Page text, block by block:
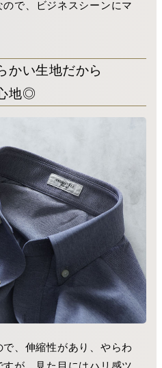
ので、ビジネスシーンにマ
かい生地だから
地◎
、伸縮性があり、やらわ